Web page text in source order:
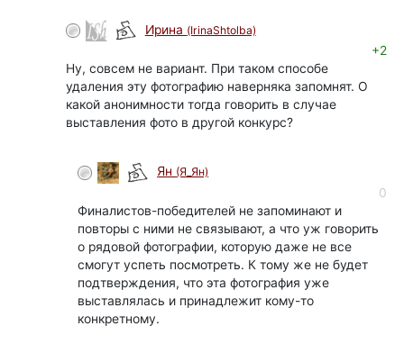
Ирина (IrinaShtolba)
+2
Ну, совсем не вариант. При таком способе
удаления эту фотографию наверняка запомнят. О
какой анонимности тогда говорить в случае
выставления фото в другой конкурс?
Ян (Я_Ян)
0
Финалистов-победителей не запоминают и
повторы с ними не связывают, а что уж говорить
о рядовой фотографии, которую даже не все
смогут успеть посмотреть. К тому же не будет
подтверждения, что эта фотография уже
выставлялась и принадлежит кому-то
конкретному.